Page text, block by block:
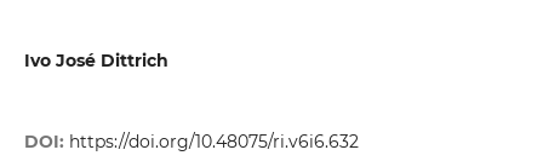
Ivo José Dittrich
DOI: https://doi.org/10.48075/ri.v6i6.632